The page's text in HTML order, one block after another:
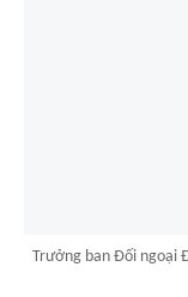
Trưởng ban Đối ngoại